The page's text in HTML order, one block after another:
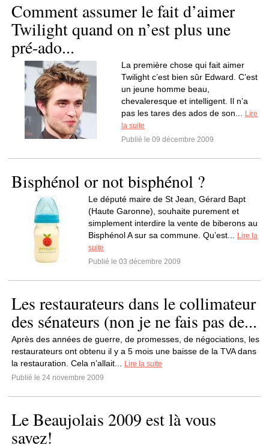
Comment assumer le fait d’aimer
Twilight quand on n’est plus une
pré-ado...
La première chose qui fait aimer
Twilight c’est bien sûr Edward. C’est
un jeune homme beau,
chevaleresque et intelligent. Il n’a
pas les tares des ados de son...
Lire
la suite
Publié le 09 décembre 2009
Bisphénol or not bisphénol ?
Le député maire de St Jean, Gérard Bapt
(Haute Garonne), souhaite purement et
simplement interdire la vente de biberons au
Bisphénol A sur sa commune. Qu’est...
Lire la
suite
Publié le 03 décembre 2009
Les restaurateurs dans le collimateur
des sénateurs (non je ne fais pas de...
Après des années de guerre, de promesses, de négociations, les
restaurateurs ont obtenu il y a 5 mois une baisse de la TVA dans
la restauration. Cela n’allait...
Lire la suite
Publié le 24 novembre 2009
Le Beaujolais 2009 est là vous
savez!